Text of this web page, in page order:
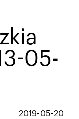
05-
2019-05-20